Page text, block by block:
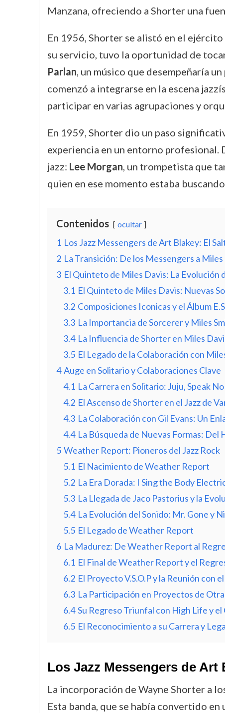
Manzana, ofreciendo a Shorter una
En 1956, Shorter se alistó en el
su servicio, tuvo la oportunidad de
Parlan, un músico que desempeñaría
comenzó a integrarse en la escena
participar en varias agrupaciones y
En 1959, Shorter dio un paso
experiencia en un entorno profesional.
jazz: Lee Morgan, un trompetista que
quien en ese momento estaba
Contenidos ocultar
1 Los Jazz Messengers de Art Blakey: El
2 La Transición: De los Messengers a Miles
3 El Quinteto de Miles Davis: La Evolución
3.1 El Quinteto de Miles Davis: Nuevas
3.2 Composiciones Iconicas y el Álbum
3.3 La Importancia de Sorcerer y Miles
3.4 La Influencia de Shorter en Miles
3.5 El Legado de la Colaboración con
4 Auge en Solitario y Colaboraciones Clave
4.1 La Carrera en Solitario: Juju, Speak
4.2 El Ascenso de Shorter en el Jazz de
4.3 La Colaboración con Gil Evans: Un
4.4 La Búsqueda de Nuevas Formas: Del
5 Weather Report: Pioneros del Jazz Rock
5.1 El Nacimiento de Weather Report
5.2 La Era Dorada: I Sing the Body
5.3 La Llegada de Jaco Pastorius y la
5.4 La Evolución del Sonido: Mr. Gone y
5.5 El Legado de Weather Report
6 La Madurez: De Weather Report al
6.1 El Final de Weather Report y el
6.2 El Proyecto V.S.O.P y la Reunión con
6.3 La Participación en Proyectos de
6.4 Su Regreso Triunfal con High Life y
6.5 El Reconocimiento a su Carrera y
Los Jazz Messengers de Art
La incorporación de Wayne Shorter a
Esta banda, que se había convertido